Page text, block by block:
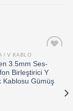
wishlist
/ V KABLO
3.5mm Ses-
Birleştirici Y
Kablosu Gümüş